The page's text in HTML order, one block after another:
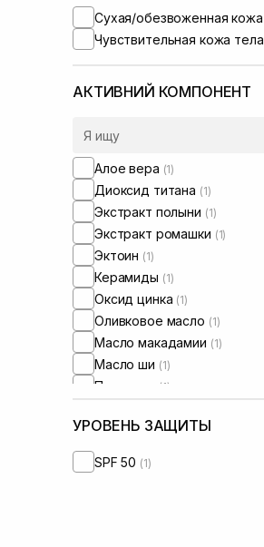
Сухая/обезвоженная кожа
Чувствительная кожа тела
АКТИВНИЙ КОМПОНЕНТ
Алое вера (1)
Диоксид титана (1)
Экстракт полыни (1)
Экстракт ромашки (1)
Эктоин (1)
Керамиды (1)
Оксид цинка (1)
Оливковое масло (1)
Масло макадамии (1)
Масло ши (1)
Пантенол (1)
УРОВЕНЬ ЗАЩИТЫ
SPF 50 (1)